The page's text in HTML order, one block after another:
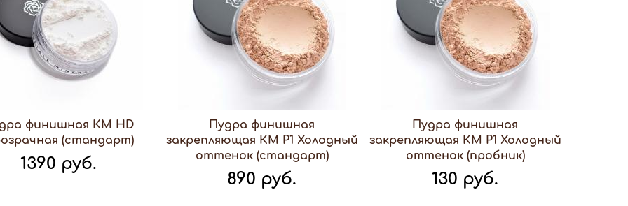
финишная КМ HD
(стандарт)
1390 руб.
Пудра финишная
закрепляющая КМ Р1 Холодный
оттенок (стандарт)
890 руб.
Пудра финишная
закрепляющая КМ Р1 Холодный
оттенок (пробник)
130 руб.